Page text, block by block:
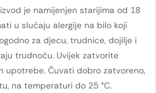
je namijenjen starijima od 18
u slučaju alergije na bilo koji
za djecu, trudnice, dojilje i
trudnoću. Uvijek zatvorite
upotrebe. Čuvati dobro zatvoreno,
na temperaturi do 25 °C.